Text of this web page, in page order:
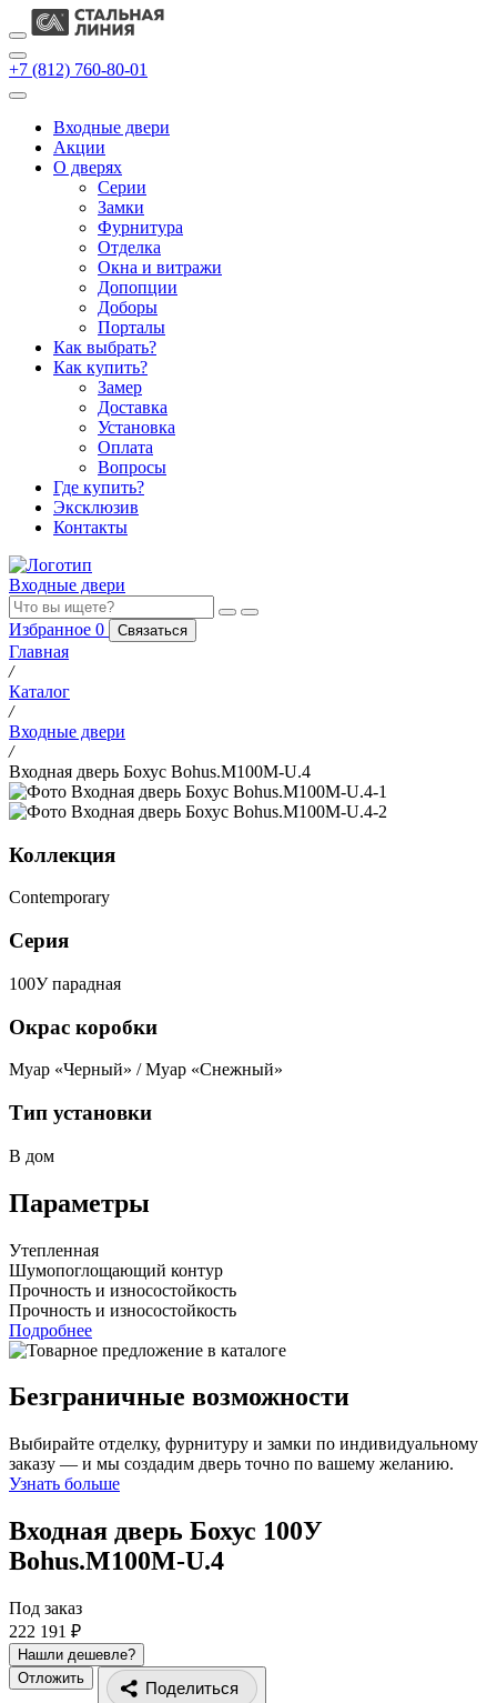
+7 (812) 760-80-01
Входные двери
Акции
О дверях
Cерии
Замки
Фурнитура
Отделка
Окна и витражи
Допопции
Доборы
Порталы
Как выбрать?
Как купить?
Замер
Доставка
Установка
Оплата
Вопросы
Где купить?
Эксклюзив
Контакты
Входные двери
Избранное 0 Связаться
Главная
/
Каталог
/
Входные двери
/
Входная дверь Бохус Bohus.M100M-U.4
Коллекция
Contemporary
Серия
100У парадная
Окрас коробки
Муар «Черный» / Муар «Снежный»
Тип установки
В дом
Параметры
Утепленная
Шумопоглощающий контур
Прочность и износостойкость
Прочность и износостойкость
Подробнее
Безграничные возможности
Выбирайте отделку, фурнитуру и замки по индивидуальному
заказу — и мы создадим дверь точно по вашему желанию.
Узнать больше
Входная дверь Бохус 100У
Bohus.M100M-U.4
Под заказ
222 191 ₽
Нашли дешевле?
Отложить
Поделиться